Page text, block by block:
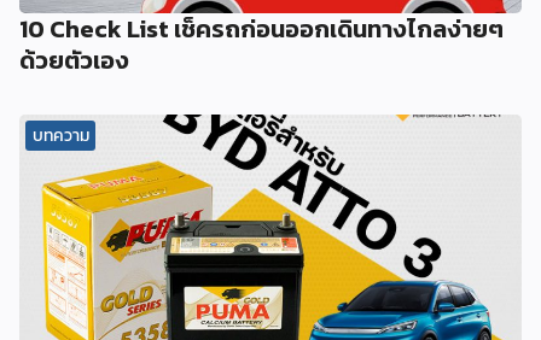
10 Check List เช็ครถก่อนออกเดินทางไกลง่ายๆ
ด้วยตัวเอง
บทความ